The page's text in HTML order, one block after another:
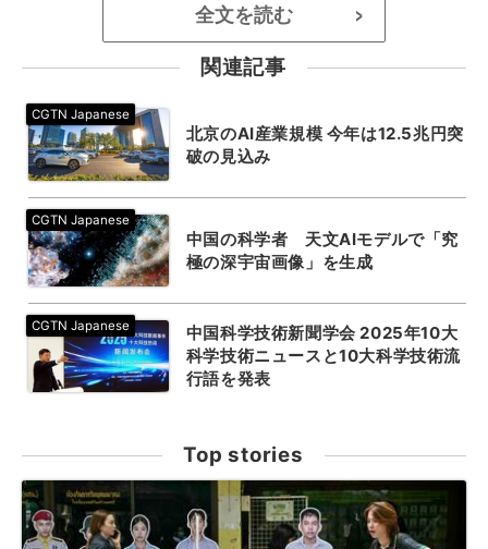
全文を読む >
関連記事
北京のAI産業規模 今年は12.5兆円突
破の見込み
中国の科学者 天文AIモデルで「究
極の深宇宙画像」を生成
中国科学技術新聞学会 2025年10大
科学技術ニュースと10大科学技術流
行語を発表
Top stories